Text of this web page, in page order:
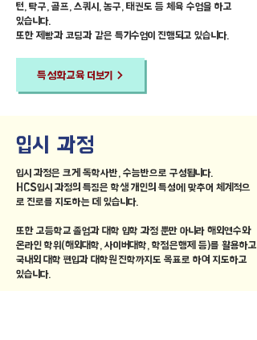
턴, 탁구, 골프, 스쿼시, 농구, 태권도 등 체육 수업을 하고
있습니다.
또한 제빵과 코딩과 같은 특기수업이 진행되고 있습니다.
특성화교육 더보기
​입시 과정
입시 과정은 크게 독학사반, 수능반으로 구성됩니다.
HCS입시 과정의 특징은 학생 개인의 특성에 맞추어 체계적으
로 진로를 지도하는 데 있습니다.
또한 고등학교 졸업과 대학 입학 과정 뿐만 아니라 해외연수와
온라인 학위(해외대학, 사이버대학, 학점은행제 등)를 활용하고
국내외 대학 편입과 대학원 진학까지도 목표로 하여 지도하고
있습니다.